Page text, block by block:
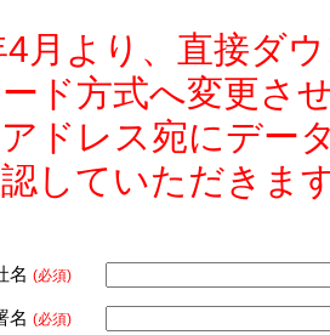
4月より、直接ダ
ド方式へ変更さ
ドレス宛にデー
していただきま
名 (必須)
名 (必須)